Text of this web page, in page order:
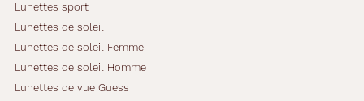
b
o
r
d
e
Lunettes sport
Lunettes de soleil
Lunettes de soleil Femme
Lunettes de soleil Homme
Lunettes de vue Guess